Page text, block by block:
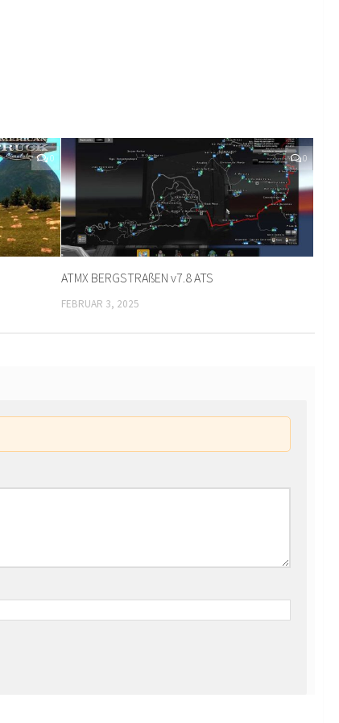
0 0
ATMX BERGSTRAßEN v7.8 ATS
FEBRUAR 3, 2025